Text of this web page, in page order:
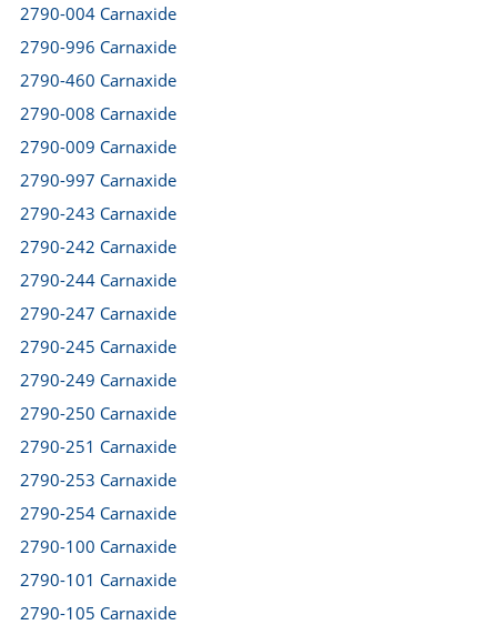
2790-004 Carnaxide
2790-996 Carnaxide
2790-460 Carnaxide
2790-008 Carnaxide
2790-009 Carnaxide
2790-997 Carnaxide
2790-243 Carnaxide
2790-242 Carnaxide
2790-244 Carnaxide
2790-247 Carnaxide
2790-245 Carnaxide
2790-249 Carnaxide
2790-250 Carnaxide
2790-251 Carnaxide
2790-253 Carnaxide
2790-254 Carnaxide
2790-100 Carnaxide
2790-101 Carnaxide
2790-105 Carnaxide